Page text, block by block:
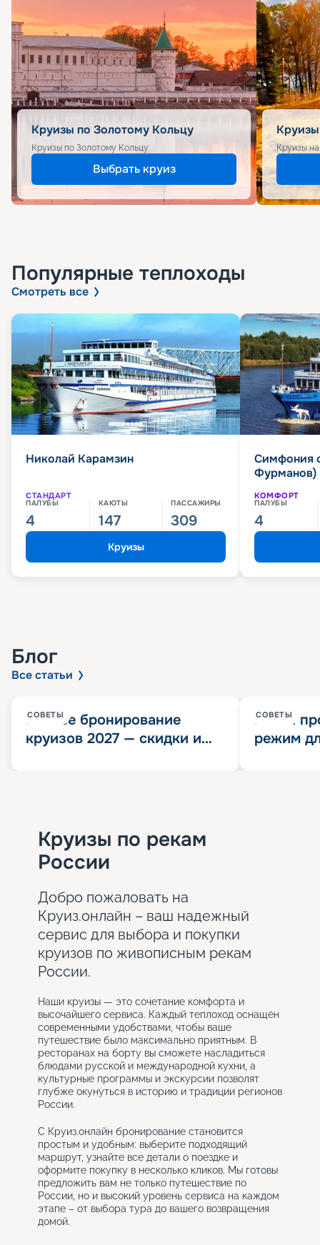
Круизы по Золотому Кольцу
Круизы по Золотому Кольцу
Выбрать круиз
Круизы
Популярные теплоходы
Смотреть все
Николай Карамзин
СТАНДАРТ
ПАЛУБЫ
4
КАЮТЫ
147
ПАССАЖИРЫ
309
Круизы
Симфония
Фурманов)
КОМФОРТ
ПАЛУБЫ
4
Блог
Все статьи
СОВЕТЫ
Раннее бронирование
круизов 2027 — скидки и
СОВЕТЫ
Китай
режим
Круизы по рекам
России
Добро пожаловать на
Круиз.онлайн – ваш надежный
сервис для выбора и покупки
круизов по живописным рекам
России.
Наши круизы — это сочетание комфорта и
высочайшего сервиса. Каждый теплоход оснащён
современными удобствами, чтобы ваше
путешествие было максимально приятным. В
ресторанах на борту вы сможете насладиться
блюдами русской и международной кухни, а
культурные программы и экскурсии позволят
глубже окунуться в историю и традиции регионов
России.
С Круиз.онлайн бронирование становится
простым и удобным: выберите подходящий
маршрут, узнайте все детали о поездке и
оформите покупку в несколько кликов. Мы готовы
предложить вам не только путешествие по
России, но и высокий уровень сервиса на каждом
этапе – от выбора тура до вашего возвращения
домой.